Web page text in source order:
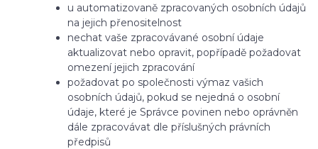
u automatizovaně zpracovaných osobních údajů
na jejich přenositelnost
nechat vaše zpracovávané osobní údaje
aktualizovat nebo opravit, popřípadě požadovat
omezení jejich zpracování
požadovat po společnosti výmaz vašich
osobních údajů, pokud se nejedná o osobní
údaje, které je Správce povinen nebo oprávněn
dále zpracovávat dle příslušných právních
předpisů